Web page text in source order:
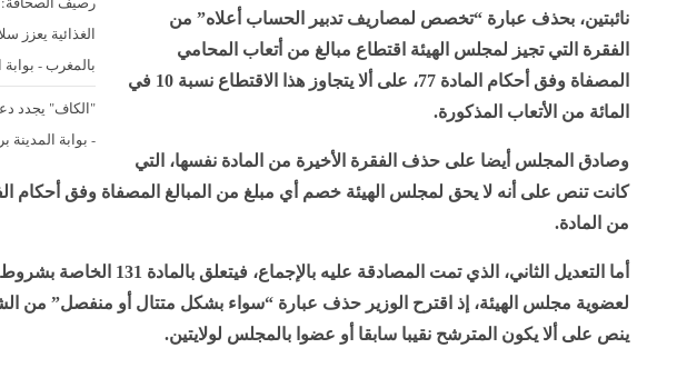
الغذائية يعزز
بالمغرب -
"الكاف" يجدد
- بوابة المدينة
نائبتين، بحذف عبارة “تخصص لمصاريف تدبير الحساب أعلاه” من
الفقرة التي تجيز لمجلس الهيئة اقتطاع مبالغ من أتعاب المحامي
المصفاة وفق أحكام المادة 77، على ألا يتجاوز هذا الاقتطاع نسبة 10 في
المائة من الأتعاب المذكورة.
وصادق المجلس أيضا على حذف الفقرة الأخيرة من المادة نفسها، التي
كانت تنص على أنه لا يحق لمجلس الهيئة خصم أي مبلغ من المبالغ المصفاة وفق أحكام
من المادة.
أما التعديل الثاني، الذي تمت المصادقة عليه بالإجماع،
لعضوية مجلس الهيئة، إذ اقترح الوزير حذف عبارة “سواء بشكل متتال أو منفصل” من
ينص على ألا يكون المترشح نقيبا سابقا أو عضوا بالمجلس لولايتين.